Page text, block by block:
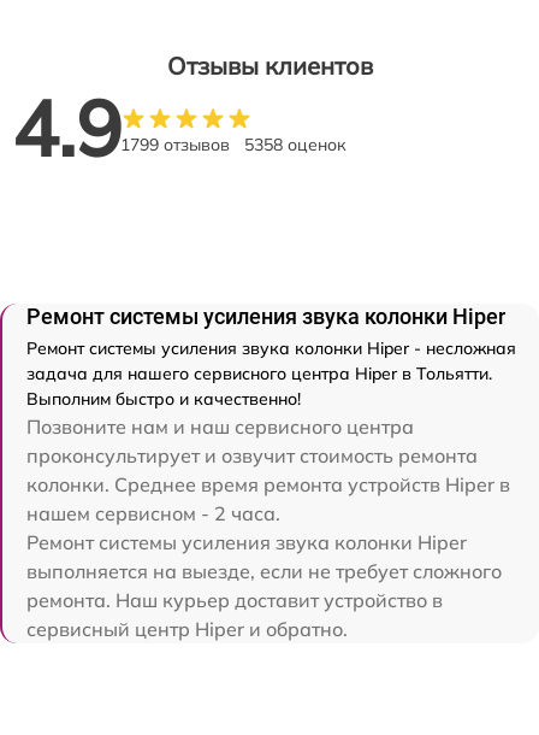
Отзывы клиентов
4.91799 отзывов 5358 оценок
Ремонт системы усиления звука колонки Hiper
Ремонт системы усиления звука колонки Hiper - несложная
задача для нашего сервисного центра Hiper в Тольятти.
Выполним быстро и качественно!
Позвоните нам и наш сервисного центра
проконсультирует и озвучит стоимость ремонта
колонки. Среднее время ремонта устройств Hiper в
нашем сервисном - 2 часа.
Ремонт системы усиления звука колонки Hiper
выполняется на выезде, если не требует сложного
ремонта. Наш курьер доставит устройство в
сервисный центр Hiper и обратно.